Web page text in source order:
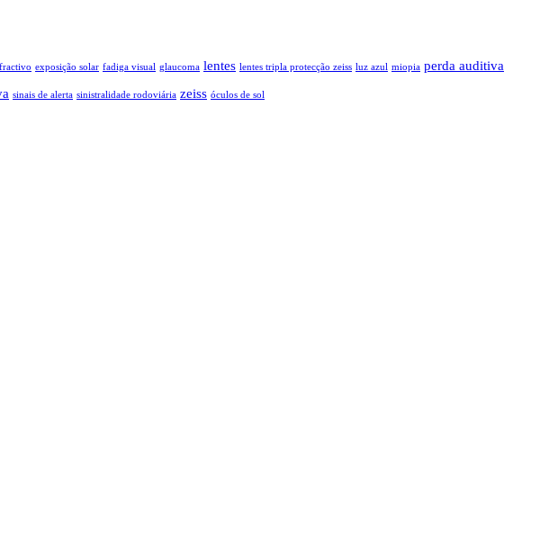
exposição solar fadiga visual glaucoma lentes lentes tripla protecção zeiss luz azul miopia perda auditiva
sinais de alerta sinistralidade rodoviária zeiss óculos de sol